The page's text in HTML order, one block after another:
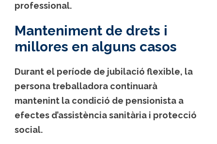
professional.
Manteniment de drets i
millores en alguns casos
Durant el període de jubilació flexible, la
persona treballadora continuarà
mantenint la condició de pensionista a
efectes d’assistència sanitària i protecció
social.